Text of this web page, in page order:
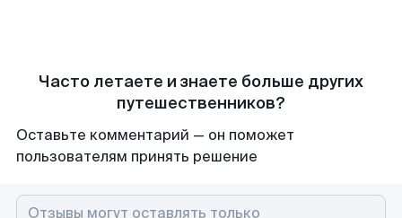
Часто летаете и знаете больше других
путешественников?
Оставьте комментарий — он поможет
пользователям принять решение